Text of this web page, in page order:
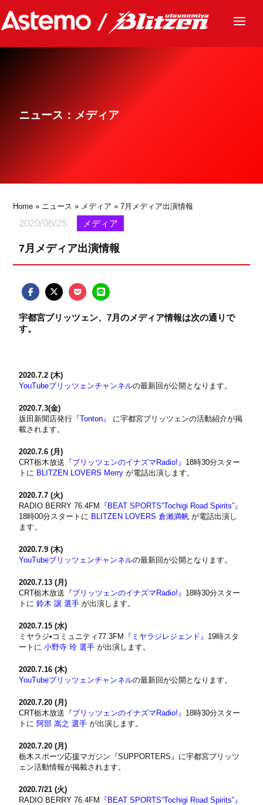
ニュース
グッズ
ニュース：メディア
Home » ニュース » メディア » 7月メディア出演情報
2020/06/25 メディア
7月メディア出演情報
宇都宮ブリッツェン、7月のメディア情報は次の通りで
す。
2020.7.2 (木)
YouTubeブリッツェンチャンネルの最新回が公開となります。
2020.7.3(金)
坂田新聞店発行 『Tonton』
に宇都宮ブリッツェンの活動紹介が掲
載されます。
2020.7.6 (月)
CRT栃木放送 『ブリッツェンのイナズマRadio!』 18時30分スター
トに BLITZEN LOVERS Merry が電話出演します。
2020.7.7 (火)
RADIO BERRY 76.4FM
『BEAT SPORTS“Tochigi Road Spirits”』
18時00分スタートに BLITZEN LOVERS 倉瀨満帆 が電話出演し
ます。
2020.7.9 (木)
YouTubeブリッツェンチャンネルの最新回が公開となります。
2020.7.13 (月)
CRT栃木放送 『ブリッツェンのイナズマRadio!』 18時30分スター
トに 鈴木 譲 選手が出演します。
2020.7.15 (水)
ミヤラジ•コミュニティ77.3FM
『ミヤラジレジェンド』 19時スタ
ートに小野寺 玲 選手 が出演します。
2020.7.16 (木)
YouTubeブリッツェンチャンネルの最新回が公開となります。
2020.7.20 (月)
CRT栃木放送 『ブリッツェンのイナズマRadio!』 18時30分スター
トに 阿部 嵩之 選手 が出演します。
2020.7.20 (月)
栃木スポーツ応援マガジン『SUPPORTERS』に宇都宮ブリッツ
ェン活動情報が掲載されます。
2020.7/21 (火)
RADIO BERRY 76.4FM
『BEAT SPORTS“Tochigi Road Spirits”』